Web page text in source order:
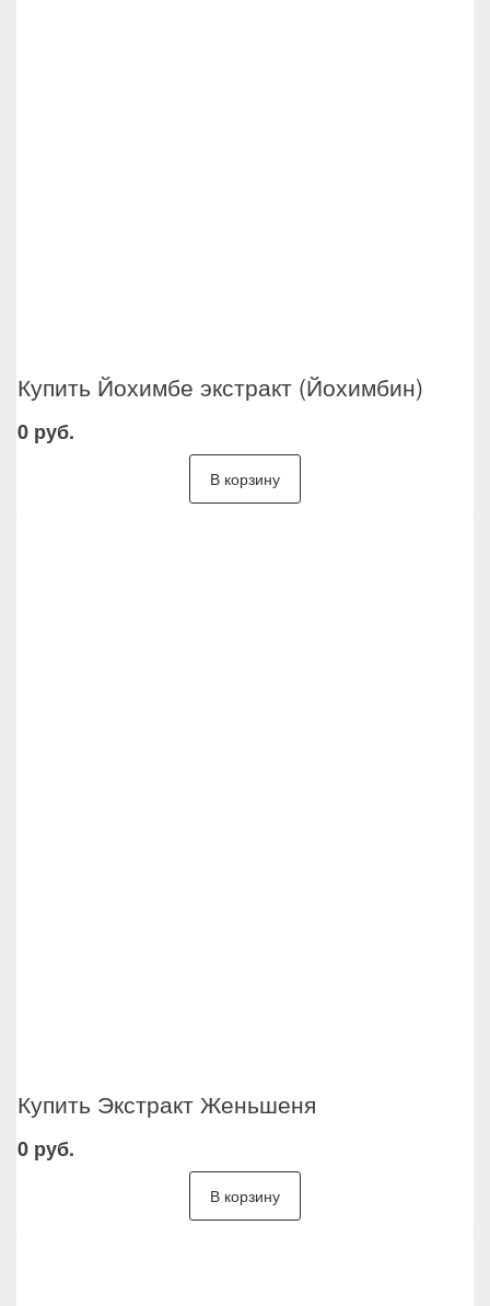
Купить Йохимбе экстракт (Йохимбин)
0 руб.
В корзину
Купить Экстракт Женьшеня
0 руб.
В корзину